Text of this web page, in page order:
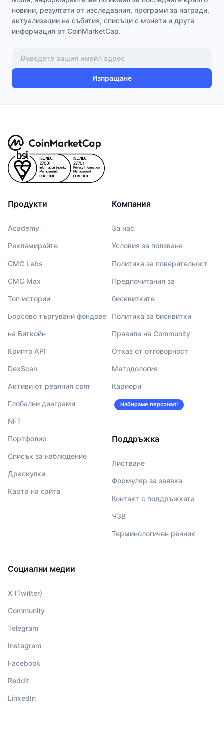
новини, резултати от изследвания, програми за награди,
актуализации на събития, списъци с монети и друга
информация от CoinMarketCap.
Изпращане
Продукти
Academy
Рекламирайте
CMC Labs
CMC Max
Топ истории
Борсово търгувани фондове
на Биткойн
Крипто API
DexScan
Активи от реалния свят
Глобални диаграми
NFT
Портфолио
Списък за наблюдение
Драскулки
Карта на сайта
Компания
За нас
Условия за ползване
Политика за поверителност
Предпочитания за
бисквитките
Политика за бисквитки
Правила на Community
Отказ от отговорност
Методология
Кариери
Набираме персонал!
Поддръжка
Листване
Формуляр за заявка
Контакт с поддръжката
ЧЗВ
Терминологичен речник
Социални медии
X (Twitter)
Community
Telegram
Instagram
Facebook
Reddit
LinkedIn